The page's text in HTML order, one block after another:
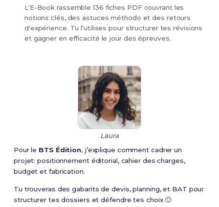
L'E-Book rassemble 136 fiches PDF couvrant les
notions clés, des astuces méthodo et des retours
d'expérience. Tu l'utilises pour structurer tes révisions
et gagner en efficacité le jour des épreuves.
Laura
Pour le BTS Édition, j’explique comment cadrer un
projet: positionnement éditorial, cahier des charges,
budget et fabrication.
Tu trouveras des gabarits de devis, planning, et BAT pour
structurer tes dossiers et défendre tes choix 🙂